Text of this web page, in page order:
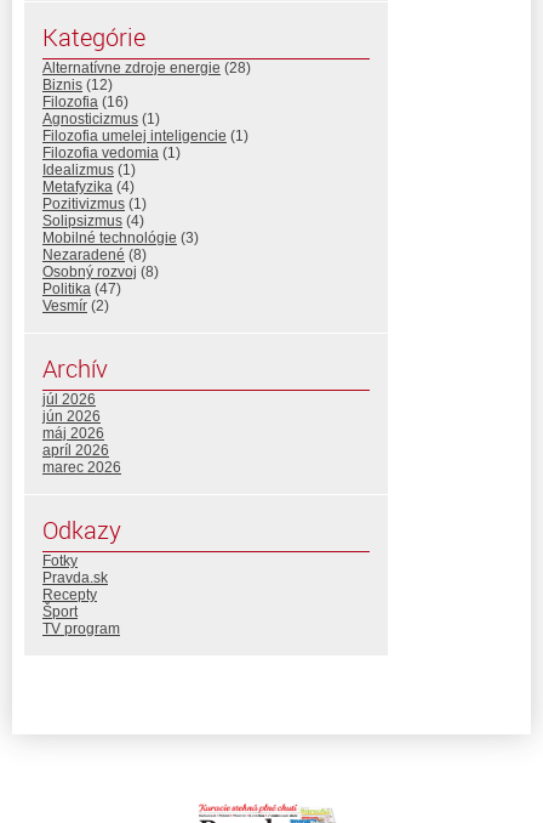
Kategórie
Alternatívne zdroje energie (28)
Biznis (12)
Filozofia (16)
Agnosticizmus (1)
Filozofia umelej inteligencie (1)
Filozofia vedomia (1)
Idealizmus (1)
Metafyzika (4)
Pozitivizmus (1)
Solipsizmus (4)
Mobilné technológie (3)
Nezaradené (8)
Osobný rozvoj (8)
Politika (47)
Vesmír (2)
Archív
júl 2026
jún 2026
máj 2026
apríl 2026
marec 2026
Odkazy
Fotky
Pravda.sk
Recepty
Šport
TV program